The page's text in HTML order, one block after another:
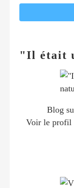
"Il était
Blog
Voir le profil